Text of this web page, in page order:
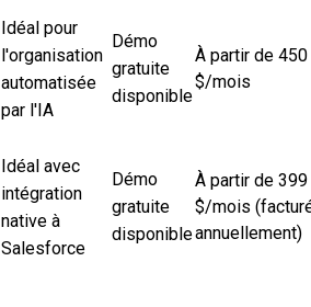
Idéal pour
l'organisation
automatisée
par l'IA
Démo
gratuite
disponible
À partir de 450
$/mois
Idéal avec
intégration
native à
Salesforce
Démo
gratuite
disponible
À partir de 399
$/mois
annuellement)